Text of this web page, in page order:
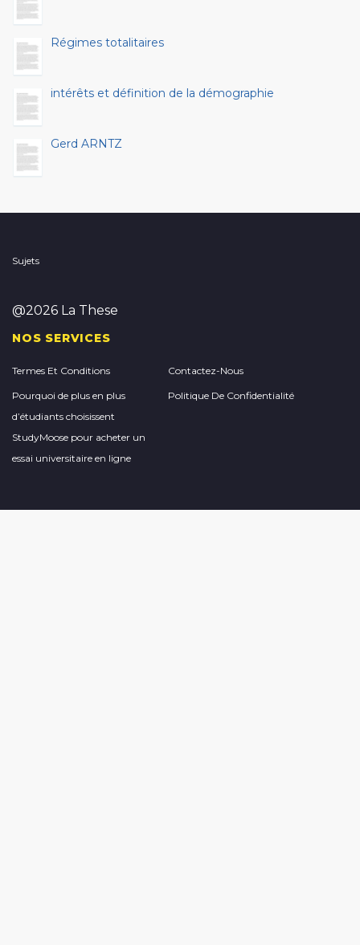
Régimes totalitaires
intérêts et définition de la démographie
Gerd ARNTZ
Sujets
@2026 La These
NOS SERVICES
Termes Et Conditions Contactez-Nous
Pourquoi de plus en plus
d’étudiants choisissent
StudyMoose pour acheter un
essai universitaire en ligne
Politique De Confidentialité